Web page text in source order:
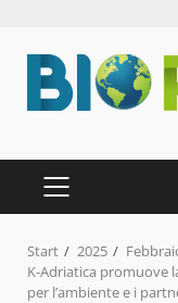
Inhalt
springen
PRIMÄRES
MENÜ
Start 2025
K-Adriatica promuove
per l’ambiente e i